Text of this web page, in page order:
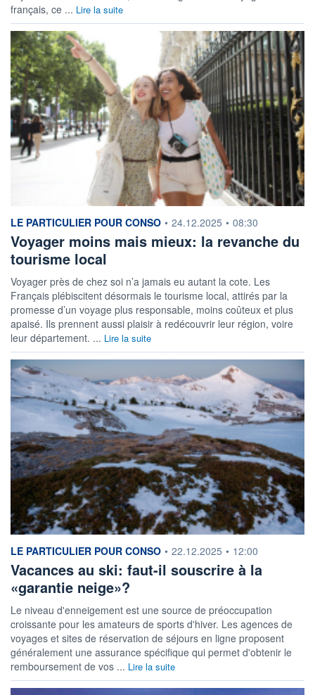
français, ce ... Lire la suite
information fournie par
LE PARTICULIER POUR CONSO • 24.12.2025 • 08:30
Voyager moins mais mieux: la revanche du
tourisme local
Voyager près de chez soi n’a jamais eu autant la cote. Les
Français plébiscitent désormais le tourisme local, attirés par la
promesse d’un voyage plus responsable, moins coûteux et plus
apaisé. Ils prennent aussi plaisir à redécouvrir leur région, voire
leur département. ... Lire la suite
information fournie par
LE PARTICULIER POUR CONSO • 22.12.2025 • 12:00
Vacances au ski: faut-il souscrire à la
«garantie neige»?
Le niveau d'enneigement est une source de préoccupation
croissante pour les amateurs de sports d'hiver. Les agences de
voyages et sites de réservation de séjours en ligne proposent
généralement une assurance spécifique qui permet d'obtenir le
remboursement de vos ... Lire la suite